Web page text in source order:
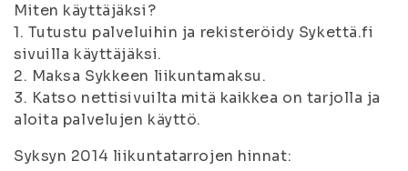
Miten käyttäjäksi?
1. Tutustu palveluihin ja rekisteröidy Sykettä.fi
sivuilla käyttäjäksi.
2. Maksa Sykkeen liikuntamaksu.
3. Katso nettisivuilta mitä kaikkea on tarjolla ja
aloita palvelujen käyttö.
Syksyn 2014 liikuntatarrojen hinnat: